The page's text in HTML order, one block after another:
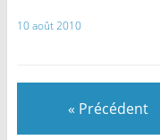
10 août 2010
« Précédent